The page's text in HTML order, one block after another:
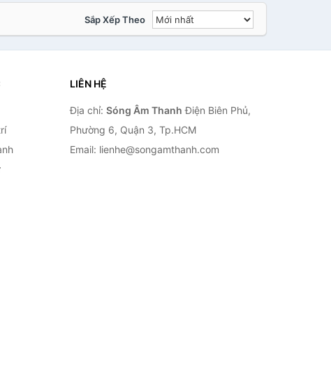
Sắp Xếp Theo
LIÊN HỆ
Địa chỉ: Sóng Âm Thanh Điện Biên Phủ,
Phường 6, Quận 3, Tp.HCM
Email: lienhe@songamthanh.com